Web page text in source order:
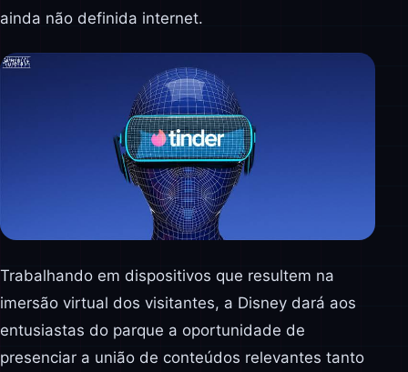
ainda não definida internet.
Trabalhando em dispositivos que resultem na
imersão virtual dos visitantes, a Disney dará aos
entusiastas do parque a oportunidade de
presenciar a união de conteúdos relevantes tanto